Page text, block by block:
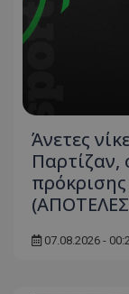
Άνετες
Παρτίζαν,
07.08.2026 -